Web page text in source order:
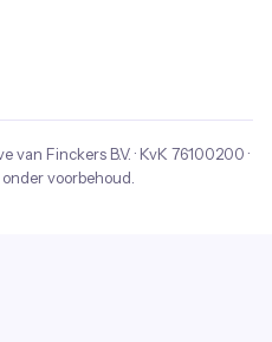
van Finckers B.V. · KvK 76100200 ·
voorbehoud.